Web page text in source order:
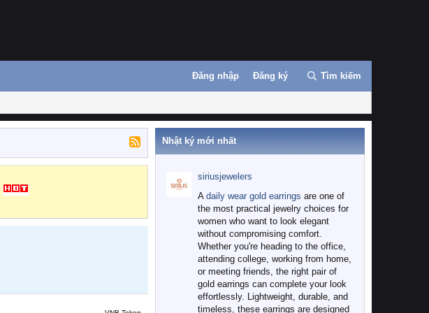
Đăng nhập Đăng ký Tìm kiếm
Nhật ký mới nhất
siriusjewelers
A daily wear gold earrings are one of
the most practical jewelry choices for
women who want to look elegant
without compromising comfort.
Whether you're heading to the office,
attending college, working from home,
or meeting friends, the right pair of
gold earrings can complete your look
effortlessly. Lightweight, durable, and
timeless, these earrings are designed